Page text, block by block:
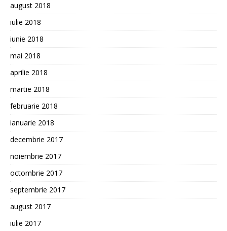
august 2018
iulie 2018
iunie 2018
mai 2018
aprilie 2018
martie 2018
februarie 2018
ianuarie 2018
decembrie 2017
noiembrie 2017
octombrie 2017
septembrie 2017
august 2017
iulie 2017